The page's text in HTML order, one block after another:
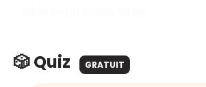
🎲 Quiz GRATUIT